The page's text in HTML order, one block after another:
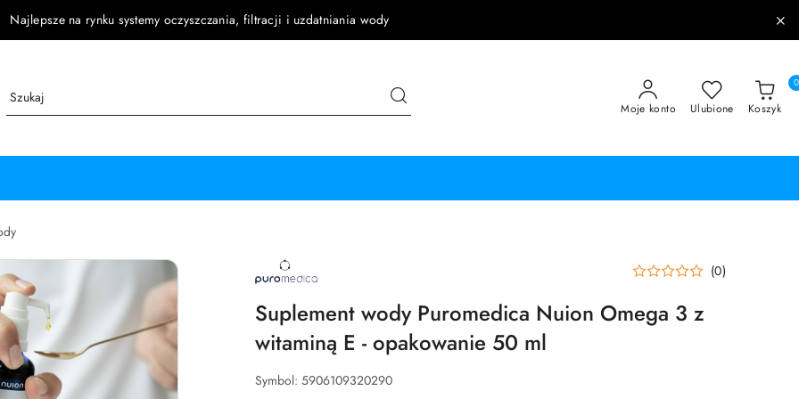
Najlepsze na rynku systemy oczyszczania, filtracji i uzdatniania wody
Moje konto Ulubione Koszyk
0
NAZWA
PRODUCENTA:
PUROMEDICA
(0)
Suplement wody Puromedica Nuion Omega 3 z
witaminą E - opakowanie 50 ml
Symbol: 5906109320290